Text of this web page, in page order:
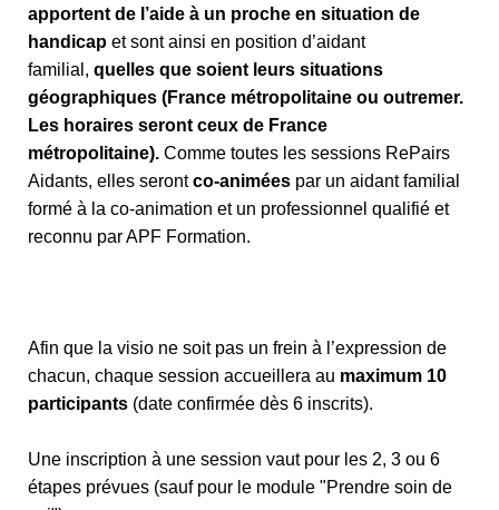
apportent de l’aide à un proche en situation de
handicap et sont ainsi en position d’aidant
familial, quelles que soient leurs situations
géographiques (France métropolitaine ou outremer.
Les horaires seront ceux de France
métropolitaine). Comme toutes les sessions RePairs
Aidants, elles serontco-animées par un aidant familial
formé à la co-animation et un professionnel qualifié et
reconnu par APF Formation.
Afin que la visio ne soit pas un frein à l’expression de
chacun, chaque session accueillera au maximum 10
participants (date confirmée dès 6 inscrits).
Une inscription à une session vaut pour les 2, 3 ou 6
étapes prévues (sauf pour le module "Prendre soin de